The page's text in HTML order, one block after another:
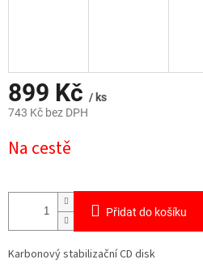
899 Kč / ks
743 Kč bez DPH
cena:
Na cestě
Přidat do košíku
Karbonový stabilizační CD disk